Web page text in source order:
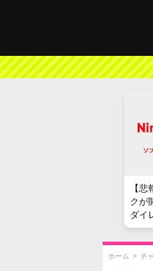
【
クが
ダイ
しま
ホーム > チ